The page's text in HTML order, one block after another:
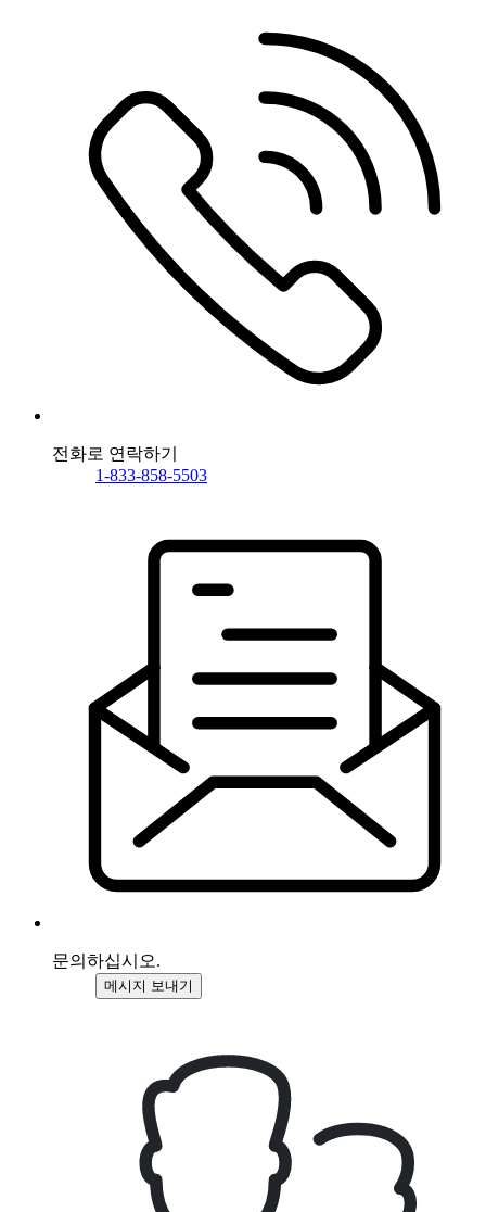
전화로 연락하기
1-833-858-5503
문의하십시오.
메시지 보내기